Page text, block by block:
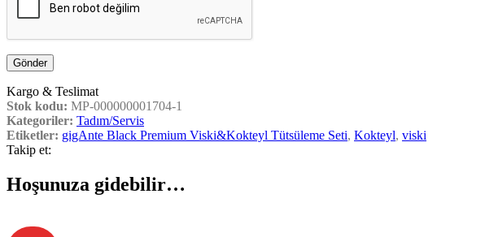
Kargo & Teslimat
Stok kodu: MP-000000001704-1
Kategoriler: Tadım/Servis
Etiketler: gigAnte Black Premium Viski&Kokteyl Tütsüleme Seti, Kokteyl, viski
Takip et:
Hoşunuza gidebilir…